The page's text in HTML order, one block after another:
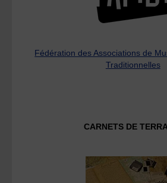
Fédération des Associations de
Traditionnelles
CARNETS DE